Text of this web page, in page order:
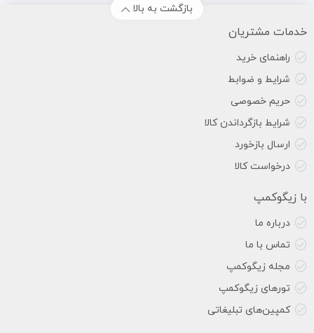
بازگشت به بالا
خدمات مشتریان
راهنمای خرید
شرایط و ضوابط
حریم خصوصی
شرایط بازگرداندن کالا
ارسال بازخورد
درخواست کالا
با زیگوکمپ
درباره ما
تماس با ما
مجله زیگوکمپ
تورهای زیگوکمپ
کمپین‌های تبلیغاتی